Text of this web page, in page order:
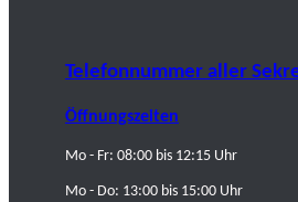
Telefonnummer aller
Öffnungszeiten
Mo - Fr: 08:00 bis 12:15 Uhr
Mo - Do: 13:00 bis 15:00 Uhr